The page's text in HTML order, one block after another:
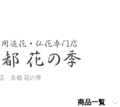
京都 花の季
商品一覧